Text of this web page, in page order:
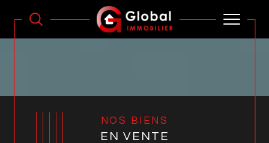
NOS BIENS
EN VENTE